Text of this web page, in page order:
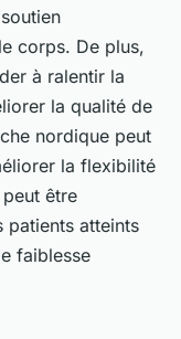
corps. De plus,
à ralentir la
la qualité de
nordique peut
la flexibilité
être
patients atteints
faiblesse